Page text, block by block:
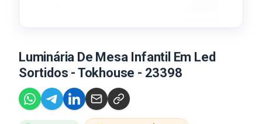
Luminária De Mesa Infantil Em Led
Sortidos - Tokhouse - 23398